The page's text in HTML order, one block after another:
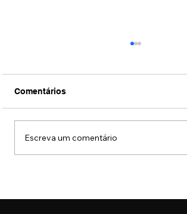
Comentários
Escreva um comentário